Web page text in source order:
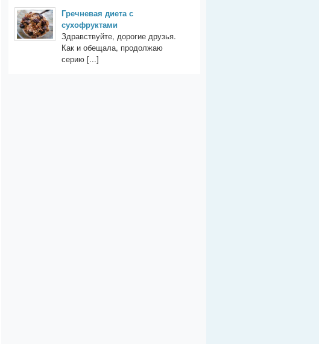
Гречневая диета с
сухофруктами
Здравствуйте, дорогие друзья.
Как и обещала, продолжаю
серию [...]